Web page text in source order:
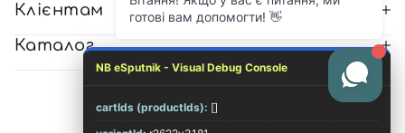
Клієнтам
Каталог
© 2026 Всі права захищені
NB eSputnik - Visual Debug Console
cartIds (productIds): []